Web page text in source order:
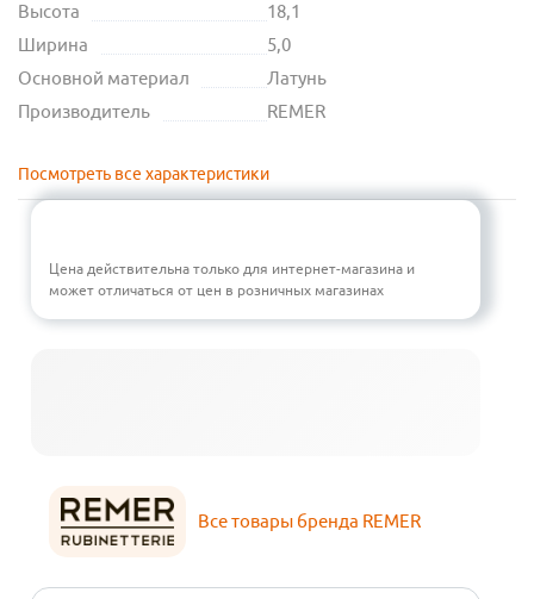
Высота
18,1
Ширина
5,0
Основной материал
Латунь
Производитель
REMER
Посмотреть все характеристики
Цена действительна только для интернет-магазина и
может отличаться от цен в розничных магазинах
Все товары бренда REMER